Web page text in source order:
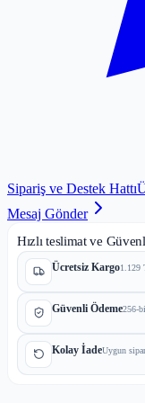
Sipariş ve Destek Hattı
Mesaj Gönder
Hızlı teslimat ve
Ücretsiz Kargo1.129
Güvenli Ödeme256-
Kolay İadeUygun